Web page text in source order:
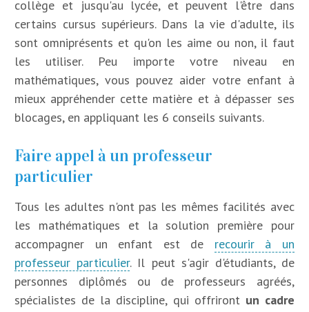
collège et jusqu'au lycée, et peuvent l'être dans
certains cursus supérieurs. Dans la vie d'adulte, ils
sont omniprésents et qu'on les aime ou non, il faut
les utiliser. Peu importe votre niveau en
mathématiques, vous pouvez aider votre enfant à
mieux appréhender cette matière et à dépasser ses
blocages, en appliquant les 6 conseils suivants.
Faire appel à un professeur
particulier
Tous les adultes n'ont pas les mêmes facilités avec
les mathématiques et la solution première pour
accompagner un enfant est de recourir à un
professeur particulier. Il peut s'agir d'étudiants, de
personnes diplômés ou de professeurs agréés,
spécialistes de la discipline, qui offriront un cadre